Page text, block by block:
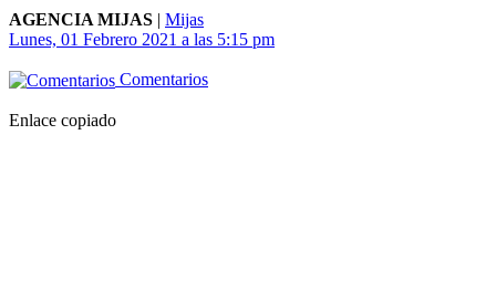
AGENCIA MIJAS | Mijas
Lunes, 01 Febrero 2021 a las 5:15 pm
Comentarios
Enlace copiado